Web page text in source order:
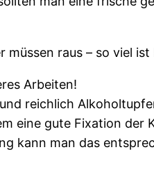
müssen raus – so viel
Arbeiten!
reichlich
eine gute Fixation
kann man das